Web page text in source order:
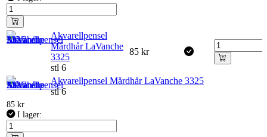
Akvarellpensel
Mårdhår LaVanche
3325
stl 6
85 kr
Akvarellpensel Mårdhår LaVanche 3325
stl 6
85 kr
I lager: